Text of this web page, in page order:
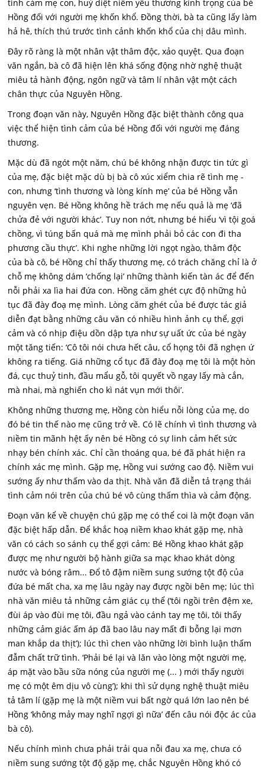
tình cảm mẹ con, huỷ diệt niềm yêu thương kính trọng của bé
Hồng đối với người mẹ khốn khổ. Đồng thời, bà ta cũng lấy làm
hả hê, thích thú trước tình cảnh khốn khổ của chị dâu mình.
Đây rõ ràng là một nhân vật thâm độc, xảo quyệt. Qua đoạn
văn ngắn, bà cô đã hiện lên khá sống động nhờ nghệ thuật
miêu tả hành động, ngôn ngữ và tâm lí nhân vật một cách
chân thực của Nguyên Hồng.
Trong đoạn văn này, Nguyên Hồng đặc biệt thành công qua
việc thể hiện tình cảm của bé Hồng đối với người mẹ đáng
thương.
Mặc dù đã ngót một năm, chú bé không nhận được tin tức gì
của mẹ, đặc biệt mặc dù bị bà cô xúc xiểm chia rẽ tình mẹ -
con, nhưng ‘tình thương và lòng kính mẹ’ của bé Hồng vẫn
nguyên vẹn. Bé Hồng không hề trách mẹ nếu quả là mẹ ‘đã
chửa đẻ với người khác’. Tuy non nớt, nhưng bé hiểu ‘vì tội goá
chồng, vì túng bấn quá mà mẹ mình phải bỏ các con đi tha
phương cầu thực’. Khi nghe những lời ngọt ngào, thâm độc
của bà cô, bé Hồng chỉ thấy thương mẹ, có trách chăng chỉ là ở
chỗ mẹ không dám ‘chống lại’ những thành kiến tàn ác để đến
nỗi phải xa lìa hai đứa con. Hồng căm ghét cực độ những hủ
tục đã đày đoạ mẹ mình. Lòng căm ghét của bé được tác giả
diễn đạt bằng những câu văn có nhiều hình ảnh cụ thể, gợi
cảm và có nhịp điệu dồn dập tựa như sự uất ức của bé ngày
một tăng tiến: ‘Cô tôi nói chưa hết câu, cổ họng tôi đã nghẹn ứ
không ra tiếng. Giá những cổ tục đã đày đoạ mẹ tôi là một hòn
đá, cục thuỷ tinh, đầu mẩu gỗ, tôi quyết vồ ngay lấy mà cắn,
mà nhai, mà nghiến cho kì nát vụn mới thôi’.
Không những thương mẹ, Hồng còn hiểu nỗi lòng của mẹ, do
đó bé tin thế nào mẹ cũng trở về. Có lẽ chính vì tình thương và
niềm tin mãnh hệt ấy nên bé Hồng có sự linh cảm hết sức
nhạy bén chính xác. Chỉ cần thoáng qua, bé đã phát hiện ra
chính xác mẹ mình. Gặp mẹ, Hồng vui sướng cao độ. Niềm vui
sướng ấy như thấm vào da thịt. Nhà văn đã diễn tả trạng thái
tình cảm nói trên của chú bé vô cùng thấm thìa và cảm động.
Đoạn văn kể về chuyện chú gặp mẹ có thể coi là một đoạn văn
đặc biệt hấp dẫn. Để khắc hoạ niềm khao khát gặp mẹ, nhà
văn có cách so sánh cụ thể gợi cảm: Bé Hồng khao khát gặp
được mẹ như người bộ hành giữa sa mạc khao khát dòng
nước và bóng râm... Đổ tô đậm niềm sung sướng tột độ của
đứa bé mất cha, xa mẹ lâu ngày nay được ngồi bên mẹ; lúc thì
nhà văn miêu tả những cảm giác cụ thể (‘tôi ngồi trên đệm xe,
đùi áp vào đùi mẹ tôi, đầu ngả vào cánh tay mẹ tôi, tôi thấy
những cảm giác ấm áp đã bao lâu nay mất đi bỗng lại mơn
man khắp da thịt’); lúc thì chen vào những lời bình luận thấm
đẫm chất trữ tình. ‘Phải bé lại và lăn vào lòng một người mẹ,
áp mặt vào bầu sữa nóng của người mẹ (... ) mới thấy người
mẹ có một êm dịu vô cùng’); khi thì sử dụng nghệ thuật miêu
tả tâm lí (gặp mẹ là một niềm vui bất ngờ quá lớn lao nên bé
Hồng ‘không mảy may nghĩ ngợi gì nữa’ đến câu nói độc ác của
bà cô).
Nếu chính mình chưa phải trải qua nỗi đau xa mẹ, chưa có
niềm sung sướng tột độ gặp mẹ, chắc Nguyên Hồng khó có